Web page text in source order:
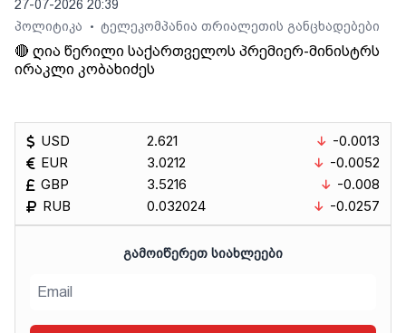
27-07-2026 20:39
პოლიტიკა
• ტელეკომპანია თრიალეთის განცხადებები
🔴 ღია წერილი საქართველოს პრემიერ-მინისტრს
ირაკლი კობახიძეს
USD
EUR
GBP
RUB
2.621
3.0212
3.5216
0.032024
-0.0013
-0.0052
-0.008
-0.0257
ᲒᲐᲛᲝᲘᲬᲔᲠᲔᲗ ᲡᲘᲐᲮᲚᲔᲔᲑᲘ